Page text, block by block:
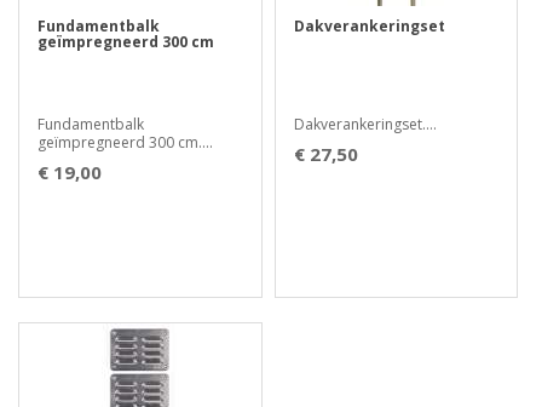
Fundamentbalk
geïmpregneerd 300 cm
Fundamentbalk
geïmpregneerd 300 cm....
€ 19,00
Dakverankeringset
Dakverankeringset....
€ 27,50